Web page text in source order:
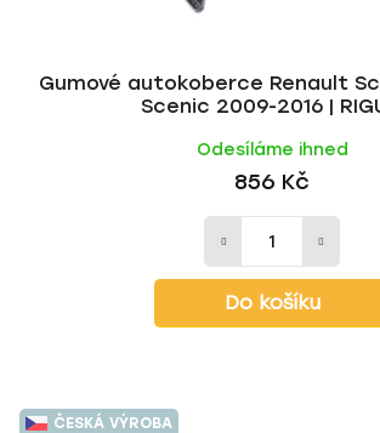
Gumové autokoberce Renault
Scenic 2009-2016 |
Odesíláme ihned
856 Kč
Do košíku
ČESKÁ VÝROBA